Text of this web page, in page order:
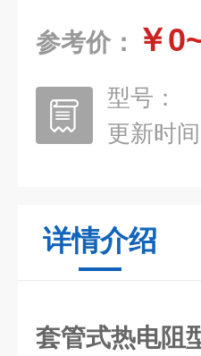
参考价： ￥
型号：
更新时间
详情介绍
套管式热电阻